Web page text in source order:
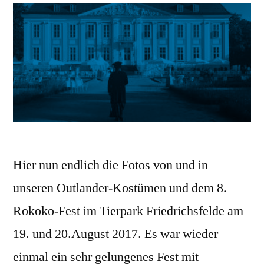
Hier nun endlich die Fotos von und in
unseren Outlander-Kostümen und dem 8.
Rokoko-Fest im Tierpark Friedrichsfelde am
19. und 20.August 2017. Es war wieder
einmal ein sehr gelungenes Fest mit